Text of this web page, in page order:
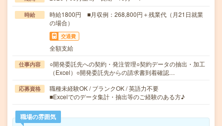
時給
時給1800円 ■月収例：268,800円＋残業代（月21日就業
の場合）
交通費
全額支給
仕事内容
○開発委託先への契約・発注管理○契約データの抽出・加工
（Excel）○開発委託先からの請求書到着確認…
応募資格
職種未経験OK / ブランクOK / 英語力不要
■Excelでのデータ集計・抽出等のご経験のある方♪
職場の雰囲気